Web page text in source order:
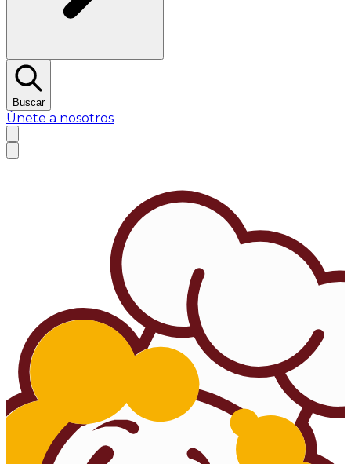
Buscar
Únete a nosotros